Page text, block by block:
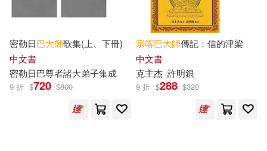
墨刻編輯部(4) 寂天菩薩(4)
尚‧德‧布倫諾夫(4) 尹析(4)
岡波巴大師(4)
Supraphon(12)
南京大學出版社(12)
時報出版(12)
密勒日巴大師歌集(上、下冊)
中文書
密勒日巴尊者諸大弟子集成
9 折 $720 $800
宗喀巴大師傳記：信的津梁
中文書
克主杰 許明銀
9 折 $288 $320